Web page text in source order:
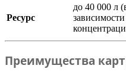
Ресурс
до 40 000 л
Преимущества